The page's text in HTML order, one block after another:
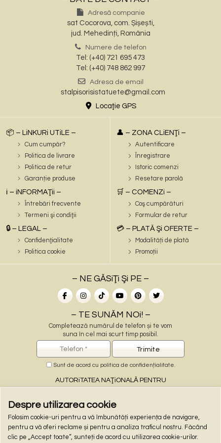
Despre utilizarea cookie
Folosim cookie-uri pentru a vă îmbunătăți experiența de navigare,
pentru a vă oferi reclame și pentru a analiza traficul nostru. Făcând
clic pe „Accept toate”, sunteți de acord cu utilizarea cookie-urilor.
Adresă companie
sat Cocorova, com. Șișești,
jud. Mehedinți, România
Numere de telefon
Tel: (+40) 721 695 473
Tel: (+40) 748 862 997
Adresa de email
stalpisorisistatuete@gmail.com
Locaţie GPS
📦 – LiNKURi UTiLE –
Cum cumpăr?
Politica de livrare
Politica de retur
Garanție produse
ℹ️ – iNFORMAŢii –
Întrebări frecvente
Termeni şi condiţii
🔒 – LEGAL –
Confidenţialitate
Politica cookie
👤 – ZONA CLiENŢi –
Autentificare
Înregistrare
Istoric comenzi
Resetare parolă
🛒 – COMENZi –
Coş cumpărături
Formular de retur
💳 – PLATĂ Şi OFERTE –
Modalități de plată
Promoții
– NE GĂSiŢi Şi PE –
– TE SUNĂM NOi! –
Completează numărul de telefon și te vom
suna în cel mai scurt timp posibil.
Sunt de acord cu politica de confidențialitate
AUTORiTATEA NAŢiONALĂ PENTRU
PROTECŢiA CONSUMATORiLOR
– PLĂŢi ONLiNE –